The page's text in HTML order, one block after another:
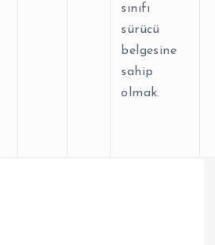
sınıfı
sürücü
belgesine
sahip
olmak.